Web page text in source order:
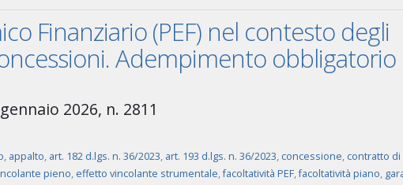
Finanziario (PEF) nel contesto degli
Adempimento obbligatorio
2026, n. 2811
, appalto, art. 182 d.lgs. n. 36/2023, art. 193 d.lgs. n. 36/2023, concessione, contratto di
pieno, effetto vincolante strumentale,facoltatività PEF,facoltatività piano,